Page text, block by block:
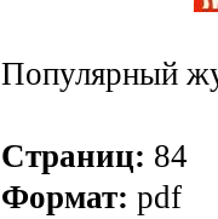
Популярный
Страниц: 84
Формат: pdf